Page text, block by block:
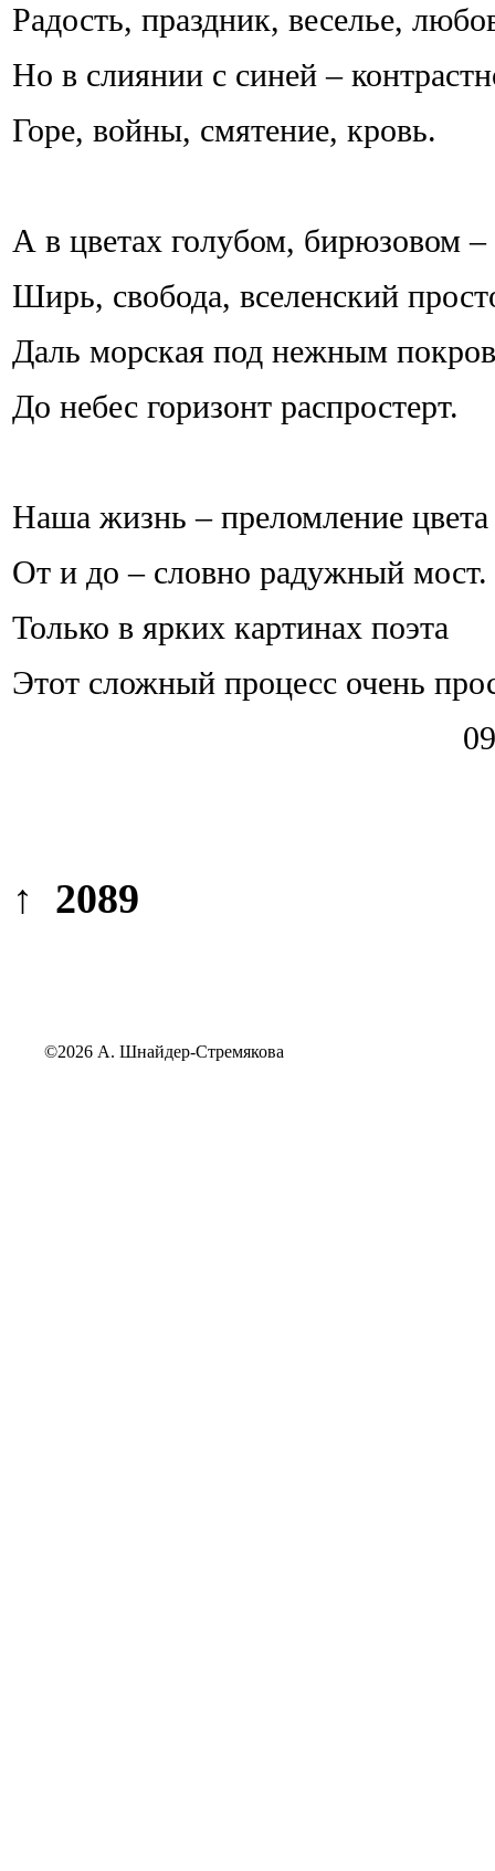
Радость, праздник, веселье,
Но в слиянии с синей –
Горе, войны, смятение, кровь.
А в цветах голубом, бирюзовом –
Ширь, свобода, вселенский
Даль морская под нежным
До небес горизонт распростерт.
Наша жизнь – преломление цвета
От и до – словно радужный мост.
Только в ярких картинах поэта
Этот сложный процесс очень
↑ 2089
©2026 А. Шнайдер-Стремякова